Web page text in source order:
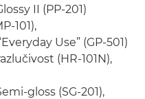
II (PP-201)
101),
Use” (GP-501)
(HR-101N),
gloss (SG-201),